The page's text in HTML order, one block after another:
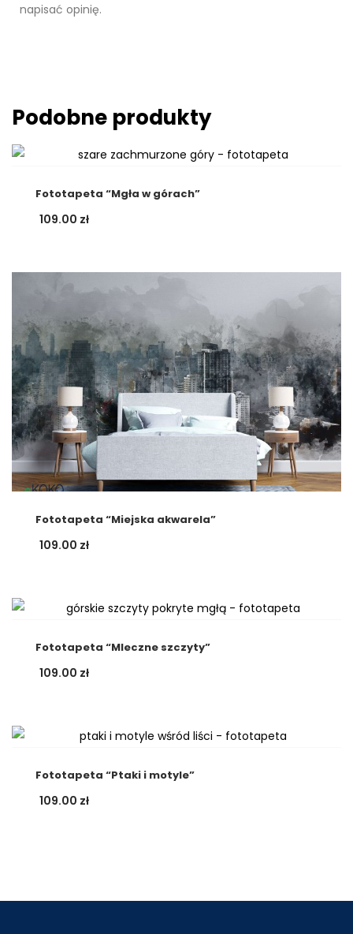
napisać opinię.
Podobne produkty
Fototapeta “Mgła w górach”
109.00 zł
Fototapeta “Miejska akwarela”
109.00 zł
Fototapeta “Mleczne szczyty”
109.00 zł
Fototapeta “Ptaki i motyle”
109.00 zł